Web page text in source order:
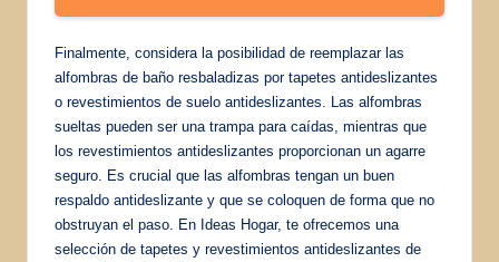
Finalmente, considera la posibilidad de reemplazar las
alfombras de baño resbaladizas por tapetes antideslizantes
o revestimientos de suelo antideslizantes. Las alfombras
sueltas pueden ser una trampa para caídas, mientras que
los revestimientos antideslizantes proporcionan un agarre
seguro. Es crucial que las alfombras tengan un buen
respaldo antideslizante y que se coloquen de forma que no
obstruyan el paso. En Ideas Hogar, te ofrecemos una
selección de tapetes y revestimientos antideslizantes de